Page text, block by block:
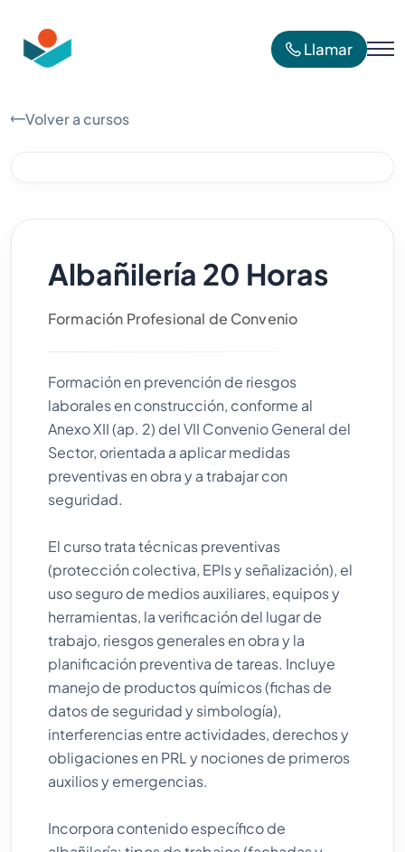
Llamar
Volver a cursos
Albañilería 20 Horas
Formación Profesional de Convenio
Formación en prevención de riesgos
laborales en construcción, conforme al
Anexo XII (ap. 2) del VII Convenio General del
Sector, orientada a aplicar medidas
preventivas en obra y a trabajar con
seguridad.
El curso trata técnicas preventivas
(protección colectiva, EPIs y señalización), el
uso seguro de medios auxiliares, equipos y
herramientas, la verificación del lugar de
trabajo, riesgos generales en obra y la
planificación preventiva de tareas. Incluye
manejo de productos químicos (fichas de
datos de seguridad y simbología),
interferencias entre actividades, derechos y
obligaciones en PRL y nociones de primeros
auxilios y emergencias.
Incorpora contenido específico de